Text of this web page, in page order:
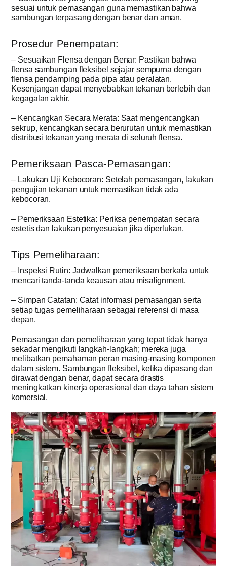
sesuai untuk pemasangan guna memastikan bahwa
sambungan terpasang dengan benar dan aman.
Prosedur Penempatan:
– Sesuaikan Flensa dengan Benar: Pastikan bahwa
flensa sambungan fleksibel sejajar sempurna dengan
flensa pendamping pada pipa atau peralatan.
Kesenjangan dapat menyebabkan tekanan berlebih dan
kegagalan akhir.
– Kencangkan Secara Merata: Saat mengencangkan
sekrup, kencangkan secara berurutan untuk memastikan
distribusi tekanan yang merata di seluruh flensa.
Pemeriksaan Pasca-Pemasangan:
– Lakukan Uji Kebocoran: Setelah pemasangan, lakukan
pengujian tekanan untuk memastikan tidak ada
kebocoran.
– Pemeriksaan Estetika: Periksa penempatan secara
estetis dan lakukan penyesuaian jika diperlukan.
Tips Pemeliharaan:
– Inspeksi Rutin: Jadwalkan pemeriksaan berkala untuk
mencari tanda-tanda keausan atau misalignment.
– Simpan Catatan: Catat informasi pemasangan serta
setiap tugas pemeliharaan sebagai referensi di masa
depan.
Pemasangan dan pemeliharaan yang tepat tidak hanya
sekadar mengikuti langkah-langkah; mereka juga
melibatkan pemahaman peran masing-masing komponen
dalam sistem. Sambungan fleksibel, ketika dipasang dan
dirawat dengan benar, dapat secara drastis
meningkatkan kinerja operasional dan daya tahan sistem
komersial.